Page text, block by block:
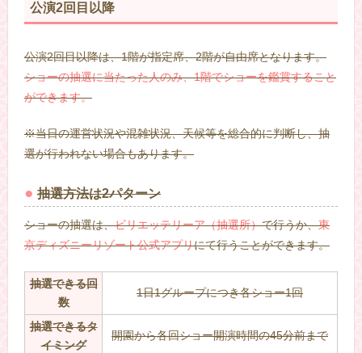
公演2回目以降
公演2回目以降は、1階が指定席、2階が自由席となります。
ショーの抽選に当たった人のみ、1階でショーを鑑賞すること
ができます。
※当日の運営状況や混雑状況、天候等を総合的に判断し、抽
選が行われない場合もあります。
抽選方法は2パターン
ショーの抽選は、ビリエッテリーア（抽選所）で行うか、東
京ディズニーリゾート公式アプリにて行うことができます。
抽選できる回
数
1日1グループにつき各ショー1回
抽選できるタ
イミング
開園から各回ショー開演時間の45分前まで